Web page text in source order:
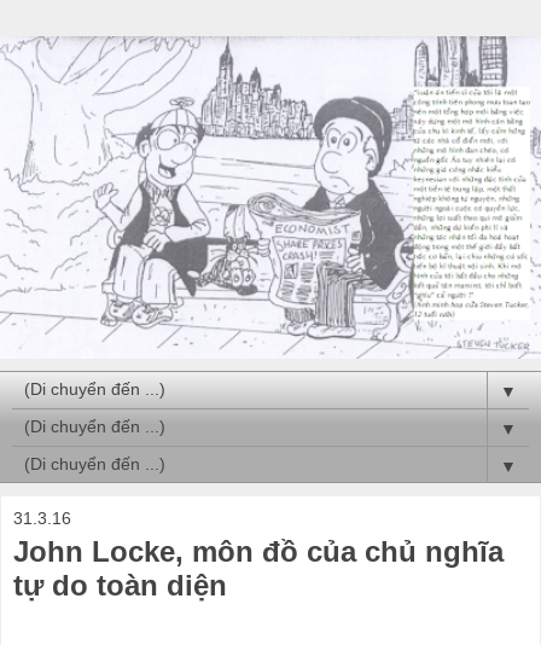
▼
▼
▼
31.3.16
John Locke, môn đồ của chủ nghĩa
tự do toàn diện